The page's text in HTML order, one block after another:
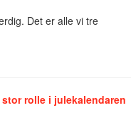
Det er alle vi tre
rolle i julekalendaren